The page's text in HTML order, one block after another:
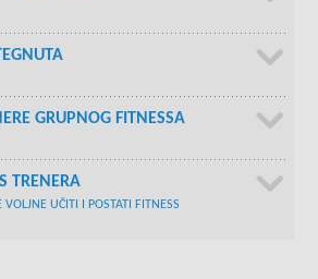
GRUPNOG FITNESSA
TRENERA
VOLJNE UČITI I POSTATI FITNESS